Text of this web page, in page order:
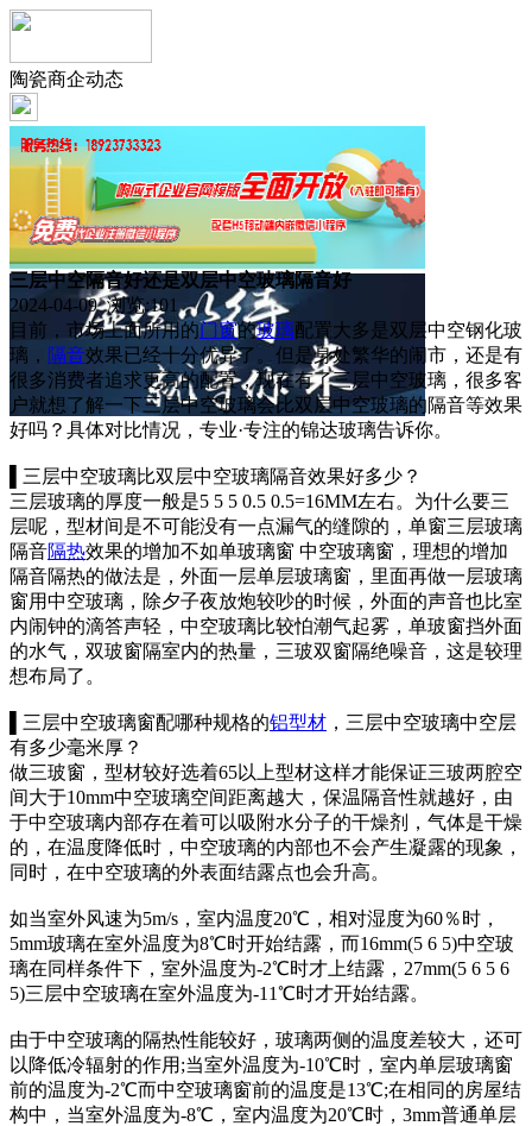
陶瓷商企动态
三层中空隔音好还是双层中空玻璃隔音好
2024-04-09 浏览:101
目前，市场上面所用的门窗的玻璃配置大多是双层中空钢化玻
璃， 隔音效果已经十分优异了。但是身处繁华的闹市，还是有
很多消费者追求更高的配置，现在有了三层中空玻璃，很多客
户就想了解一下三层中空玻璃会比双层中空玻璃的隔音等效果
好吗？具体对比情况，专业·专注的锦达玻璃告诉你。
▌三层中空玻璃比双层中空玻璃隔音效果好多少？
三层玻璃的厚度一般是5 5 5 0.5 0.5=16MM左右。为什么要三
层呢，型材间是不可能没有一点漏气的缝隙的，单窗三层玻璃
隔音隔热效果的增加不如单玻璃窗 中空玻璃窗，理想的增加
隔音隔热的做法是，外面一层单层玻璃窗，里面再做一层玻璃
窗用中空玻璃，除夕子夜放炮较吵的时候，外面的声音也比室
内闹钟的滴答声轻，中空玻璃比较怕潮气起雾，单玻窗挡外面
的水气，双玻窗隔室内的热量，三玻双窗隔绝噪音，这是较理
想布局了。
▌三层中空玻璃窗配哪种规格的铝型材 ，三层中空玻璃中空层
有多少毫米厚？
做三玻窗，型材较好选着65以上型材这样才能保证三玻两腔空
间大于10mm中空玻璃空间距离越大，保温隔音性就越好，由
于中空玻璃内部存在着可以吸附水分子的干燥剂，气体是干燥
的，在温度降低时，中空玻璃的内部也不会产生凝露的现象，
同时，在中空玻璃的外表面结露点也会升高。
如当室外风速为5m/s，室内温度20℃，相对湿度为60％时，
5mm玻璃在室外温度为8℃时开始结露，而16mm(5 6 5)中空玻
璃在同样条件下，室外温度为-2℃时才上结露，27mm(5 6 5 6
5)三层中空玻璃在室外温度为-11℃时才开始结露。
由于中空玻璃的隔热性能较好，玻璃两侧的温度差较大，还可
以降低冷辐射的作用;当室外温度为-10℃时，室内单层玻璃窗
前的温度为-2℃而中空玻璃窗前的温度是13℃;在相同的房屋结
构中，当室外温度为-8℃，室内温度为20℃时，3mm普通单层